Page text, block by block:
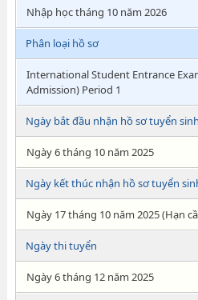
Nhập học tháng 10 năm 2026
Phân loại hồ sơ
International Student Entrance
Admission) Period 1
Ngày bắt đầu nhận hồ sơ tuyển sinh
Ngày 6 tháng 10 năm 2025
Ngày kết thúc nhận hồ sơ tuyển
Ngày 17 tháng 10 năm 2025 (Hạn
Ngày thi tuyển
Ngày 6 tháng 12 năm 2025